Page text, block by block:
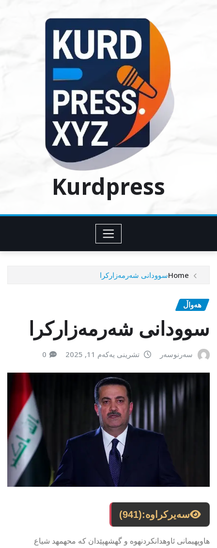
Kurdpress
Homeسوودانی شەرمەزارکرا
هەواڵ
سوودانی شەرمەزارکرا
سەرنوسەر تشرینی یەکەم 11, 2025 0
سەیرکراوە:(941)
هاوپهیمانى ئاوهدانكردنهوه و گهشهپێدان كه محهمهد شیاع